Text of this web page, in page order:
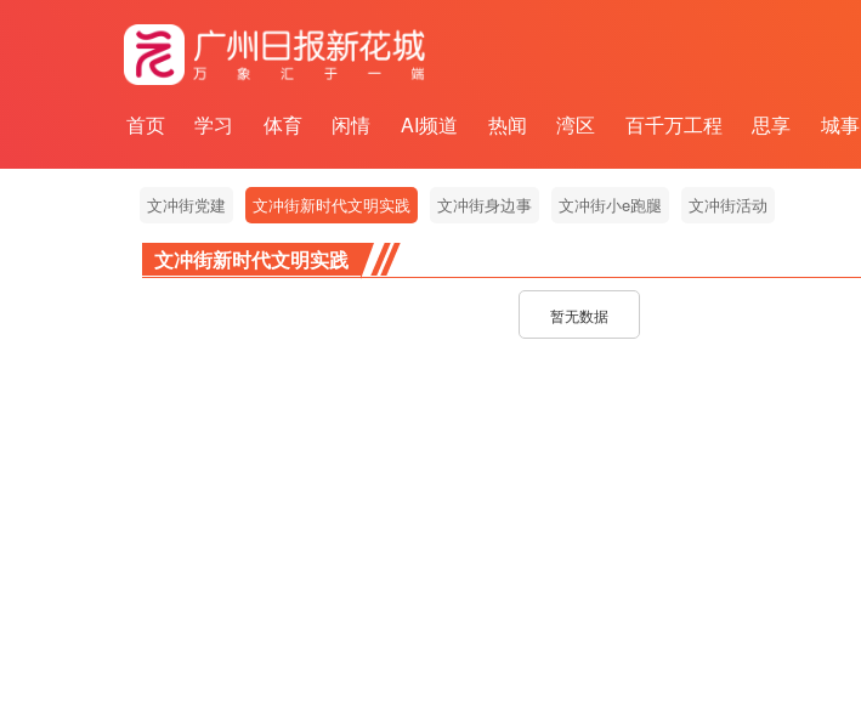
首页 学习 体育 闲情 AI频道 热闻 湾区 百千万工程 思享 城事
文冲街党建 文冲街新时代文明实践 文冲街身边事 文冲街小e跑腿 文冲街活动
文冲街新时代文明实践
暂无数据